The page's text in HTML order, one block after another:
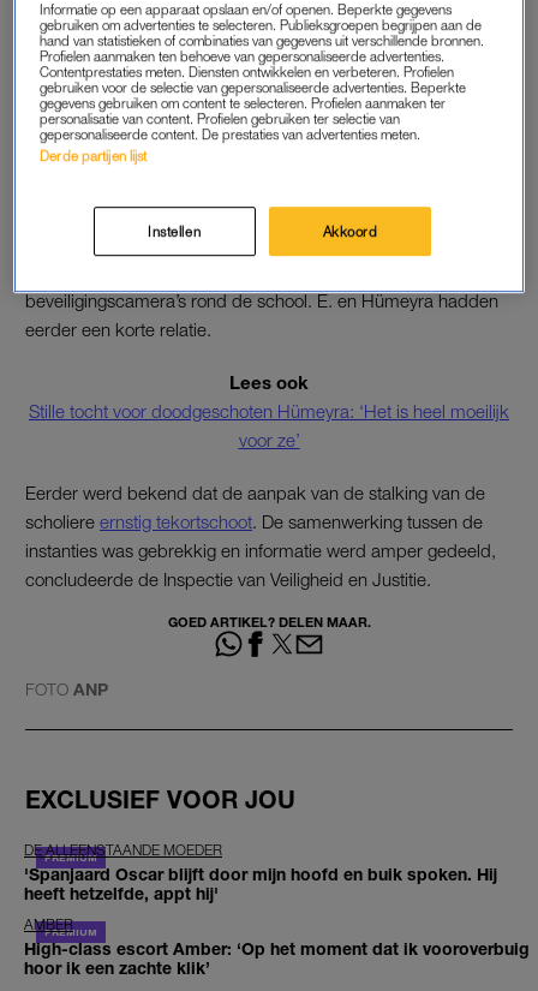
schreeuwden naar E. toen hij de zaal werd uitgeleid. Een
vrouw rende de rechtszaal binnen, maar werd tegengehouden
door de beveiliging. Vorige maand hielden de nabestaanden
zich juist rustig bij de zitting. Daarvoor ontvingen ze een
compliment van de rechtbankvoorzitter.
STALKING
Bekir E. heeft bekend dat hij Hümeyra heeft doodgeschoten.
beveiligingscamera’s rond de school. E. en Hümeyra hadden
eerder een korte relatie.
Lees ook
Stille tocht voor doodgeschoten Hümeyra: ‘Het is heel moeilijk
voor ze’
Eerder werd bekend dat de aanpak van de stalking van de
scholiere ernstig tekortschoot . De samenwerking tussen de
instanties was gebrekkig en informatie werd amper gedeeld,
concludeerde de Inspectie van Veiligheid en Justitie.
GOED ARTIKEL? DELEN MAAR.
FOTO ANP
EXCLUSIEF VOOR JOU
DE ALLEENSTAANDE MOEDER
'Spanjaard Oscar blijft door mijn hoofd en buik spoken. Hij
heeft hetzelfde, appt hij'
AMBER
High-class escort Amber: ‘Op het moment dat ik vooroverbuig
hoor ik een zachte klik’
Informatie op een apparaat opslaan en/of openen. Beperkte gegevens
gebruiken om advertenties te selecteren. Publieksgroepen begrijpen aan de
hand van statistieken of combinaties van gegevens uit verschillende bronnen.
Profielen aanmaken ten behoeve van gepersonaliseerde advertenties.
Contentprestaties meten. Diensten ontwikkelen en verbeteren. Profielen
gebruiken voor de selectie van gepersonaliseerde advertenties. Beperkte
gegevens gebruiken om content te selecteren. Profielen aanmaken ter
personalisatie van content. Profielen gebruiken ter selectie van
gepersonaliseerde content. De prestaties van advertenties meten.
Derde partijen lijst
Instellen Akkoord